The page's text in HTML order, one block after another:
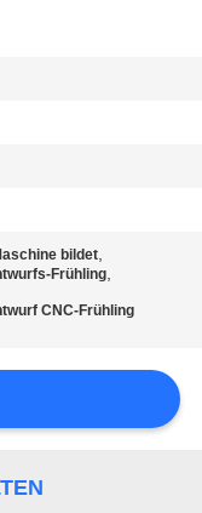
bildet,
Frühling,
CNC-Frühling